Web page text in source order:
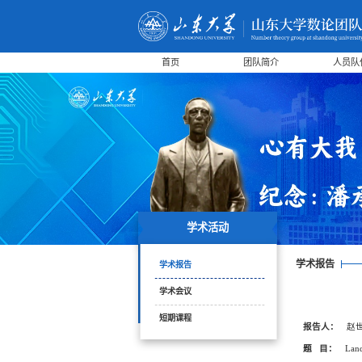
首页 团队简介 人员队
学术活动
学术报告
学术会议
短期课程
学术报告
报告人： 赵
题 目：